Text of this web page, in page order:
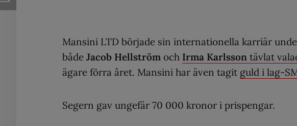
Mansini LTD började sin internationella karriär
både Jacob Hellström och Irma Karlsson tävlat
ägare förra året. Mansini har även tagit guld i lag-
Segern gav ungefär 70 000 kronor i prispengar.